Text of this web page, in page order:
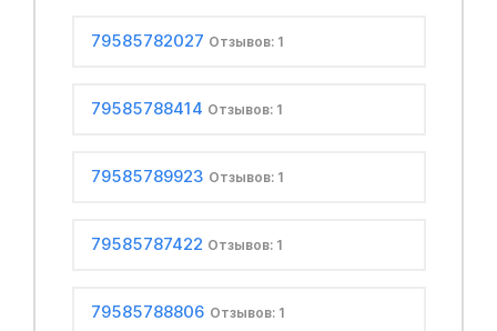
79585782027 Отзывов: 1
79585788414 Отзывов: 1
79585789923 Отзывов: 1
79585787422 Отзывов: 1
79585788806 Отзывов: 1